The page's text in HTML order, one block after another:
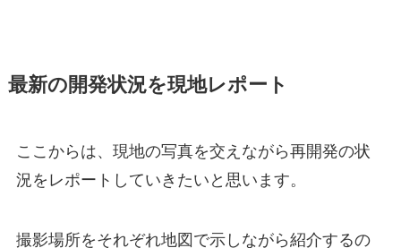
最新の開発状況を現地レポート
ここからは、現地の写真を交えながら再開発の状
況をレポートしていきたいと思います。
撮影場所をそれぞれ地図で示しながら紹介するの